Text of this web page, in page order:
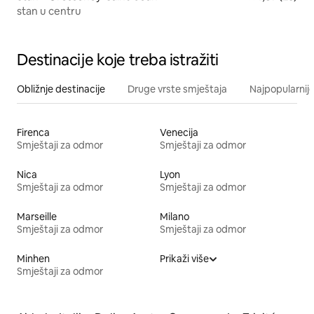
stan u centru
Destinacije koje treba istražiti
Obližnje destinacije Druge vrste smještaja
Firenca
Smještaji za odmor
Venecija
Smještaji za odmor
Nica
Smještaji za odmor
Lyon
Smještaji za odmor
Marseille
Smještaji za odmor
Milano
Smještaji za odmor
Minhen
Smještaji za odmor
Prikaži više